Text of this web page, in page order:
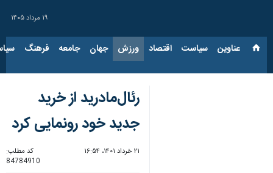
۱۹ مرداد ۱۴۰۵
عناوین‌ سیاست اقتصاد ورزش جهان جامعه فرهنگ
رئال‌مادرید از خرید
جدید خود رونمایی کرد
۲۱ خرداد ۱۴۰۱، ۱۶:۵۴
کد مطلب:
84784910